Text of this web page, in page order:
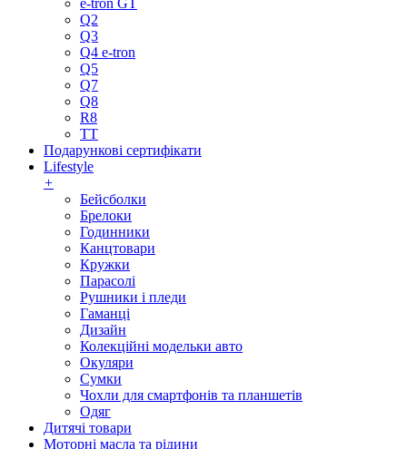
e-tron GT
Q2
Q3
Q4 e-tron
Q5
Q7
Q8
R8
TT
Подарункові сертифікати
Lifestyle
+
Бейсболки
Брелоки
Годинники
Канцтовари
Кружки
Парасолі
Рушники і пледи
Гаманці
Дизайн
Колекційні модельки авто
Окуляри
Сумки
Чохли для смартфонів та планшетів
Одяг
Дитячі товари
Моторні масла та рідини